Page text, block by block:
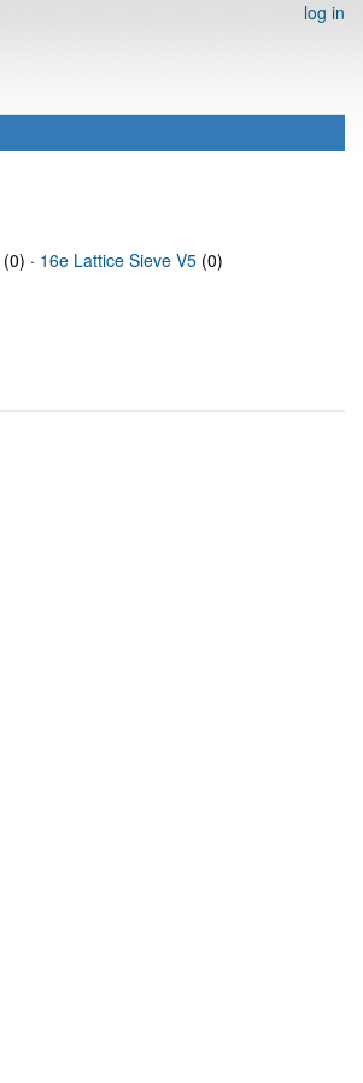
log in
(0) · 16e Lattice Sieve V5 (0)